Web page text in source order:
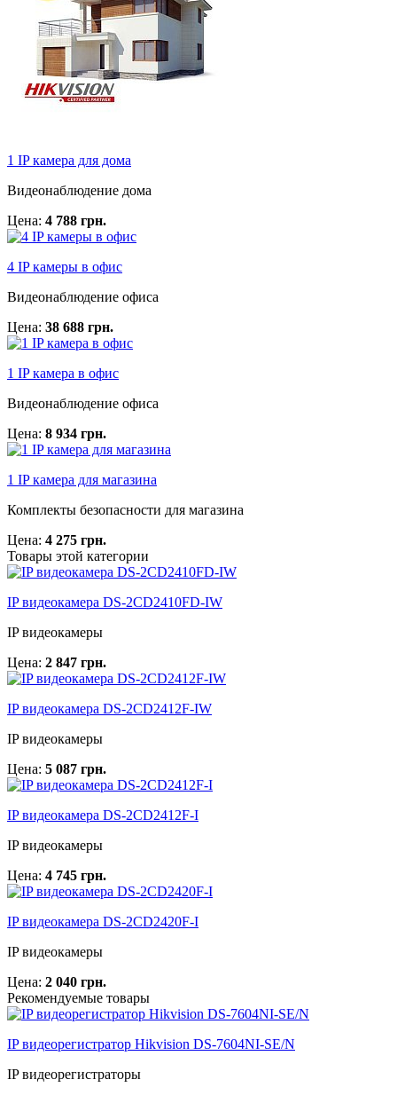
1 IP камера для дома
Видеонаблюдение дома
Цена: 4 788 грн.
4 IP камеры в офис
Видеонаблюдение офиса
Цена: 38 688 грн.
1 IP камера в офис
Видеонаблюдение офиса
Цена: 8 934 грн.
1 IP камера для магазина
Комплекты безопасности для магазина
Цена: 4 275 грн.
Товары этой категории
IP видеокамера DS-2CD2410FD-IW
IP видеокамеры
Цена: 2 847 грн.
IP видеокамера DS-2CD2412F-IW
IP видеокамеры
Цена: 5 087 грн.
IP видеокамера DS-2CD2412F-I
IP видеокамеры
Цена: 4 745 грн.
IP видеокамера DS-2CD2420F-I
IP видеокамеры
Цена: 2 040 грн.
Рекомендуемые товары
IP видеорегистратор Hikvision DS-7604NI-SE/N
IP видеорегистраторы